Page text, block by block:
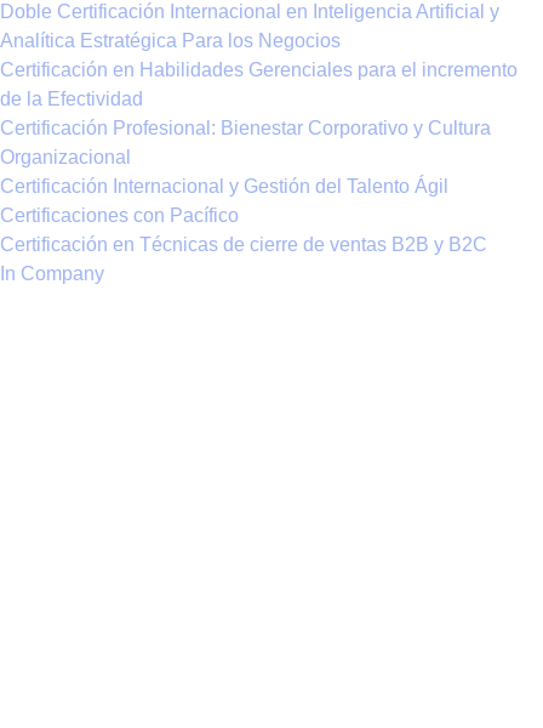
Doble Certificación Internacional en Inteligencia Artificial y
Analítica Estratégica Para los Negocios
Certificación en Habilidades Gerenciales para el incremento
de la Efectividad
Certificación Profesional: Bienestar Corporativo y Cultura
Organizacional
Certificación Internacional y Gestión del Talento Ágil
Certificaciones con Pacífico
Certificación en Técnicas de cierre de ventas B2B y B2C
In Company